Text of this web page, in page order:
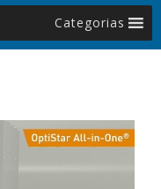
Categorias